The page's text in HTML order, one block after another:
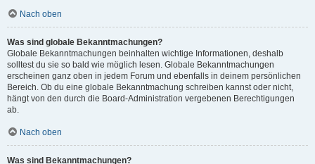
Nach oben
Was sind globale Bekanntmachungen?
Globale Bekanntmachungen beinhalten wichtige Informationen, deshalb
solltest du sie so bald wie möglich lesen. Globale Bekanntmachungen
erscheinen ganz oben in jedem Forum und ebenfalls in deinem persönlichen
Bereich. Ob du eine globale Bekanntmachung schreiben kannst oder nicht,
hängt von den durch die Board-Administration vergebenen Berechtigungen
ab.
Nach oben
Was sind Bekanntmachungen?